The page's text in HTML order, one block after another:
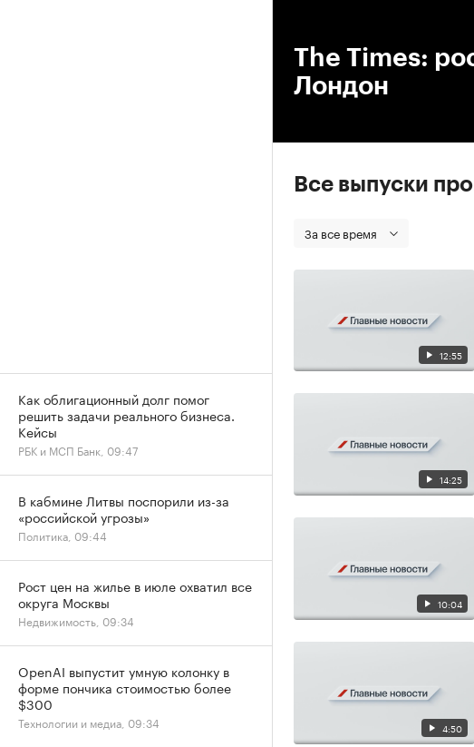
The Times:
Лондон
Все выпуски
За все время
12:55
14:25
10:04
4:50
Как облигационный долг помог
решить задачи реального бизнеса.
Кейсы
РБК и МСП Банк, 09:47
В кабмине Литвы поспорили из-за
«российской угрозы»
Политика, 09:44
Рост цен на жилье в июле охватил все
округа Москвы
Недвижимость, 09:34
OpenAI выпустит умную колонку в
форме пончика стоимостью более
$300
Технологии и медиа, 09:34